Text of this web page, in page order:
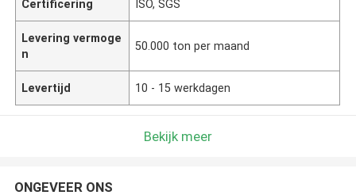
Certificering ISO, SGS
Levering vermoge
n
50.000 ton per maand
Levertijd 10 - 15 werkdagen
Bekijk meer
ONGEVEER ONS